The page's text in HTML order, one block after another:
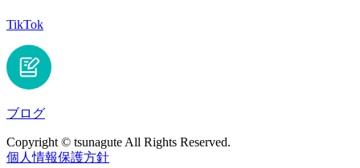
TikTok
ブログ
Copyright © tsunagute All Rights Reserved.
個人情報保護方針